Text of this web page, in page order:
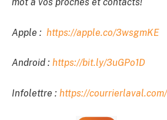
Apple : https://apple.co/3wsgmKE
Android : https://bit.ly/3uGPo1D
Infolettre : https://